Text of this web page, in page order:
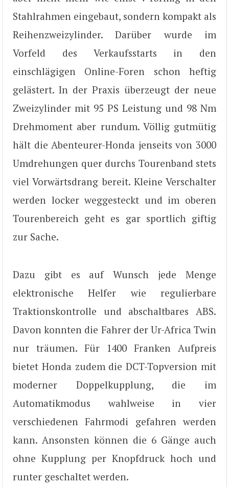
Stahlrahmen eingebaut, sondern kompakt als
Reihenzweizylinder. Darüber wurde im
Vorfeld des Verkaufsstarts in den
einschlägigen Online-Foren schon heftig
gelästert. In der Praxis überzeugt der neue
Zweizylinder mit 95 PS Leistung und 98 Nm
Drehmoment aber rundum. Völlig gutmütig
hält die Abenteurer-Honda jenseits von 3000
Umdrehungen quer durchs Tourenband stets
viel Vorwärtsdrang bereit. Kleine Verschalter
werden locker weggesteckt und im oberen
Tourenbereich geht es gar sportlich giftig
zur Sache.
Dazu gibt es auf Wunsch jede Menge
elektronische Helfer wie regulierbare
Traktionskontrolle und abschaltbares ABS.
Davon konnten die Fahrer der Ur-Africa Twin
nur träumen. Für 1400 Franken Aufpreis
bietet Honda zudem die DCT-Topversion mit
moderner Doppelkupplung, die im
Automatikmodus wahlweise in vier
verschiedenen Fahrmodi gefahren werden
kann. Ansonsten können die 6 Gänge auch
ohne Kupplung per Knopfdruck hoch und
runter geschaltet werden.